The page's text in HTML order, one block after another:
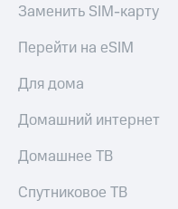
Заменить SIM-карту
Перейти на eSIM
Для дома
Домашний интернет
Домашнее ТВ
Спутниковое ТВ